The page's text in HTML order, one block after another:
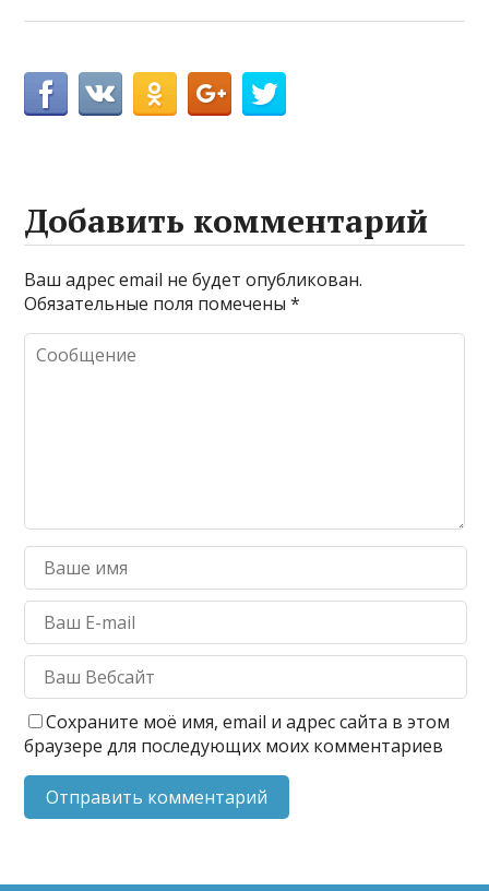
Добавить комментарий
Ваш адрес email не будет опубликован.
Обязательные поля помечены*
Сохраните моё имя, email и адрес сайта в этом
браузере для последующих моих комментариев